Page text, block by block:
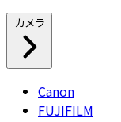
カメラ
Canon
FUJIFILM